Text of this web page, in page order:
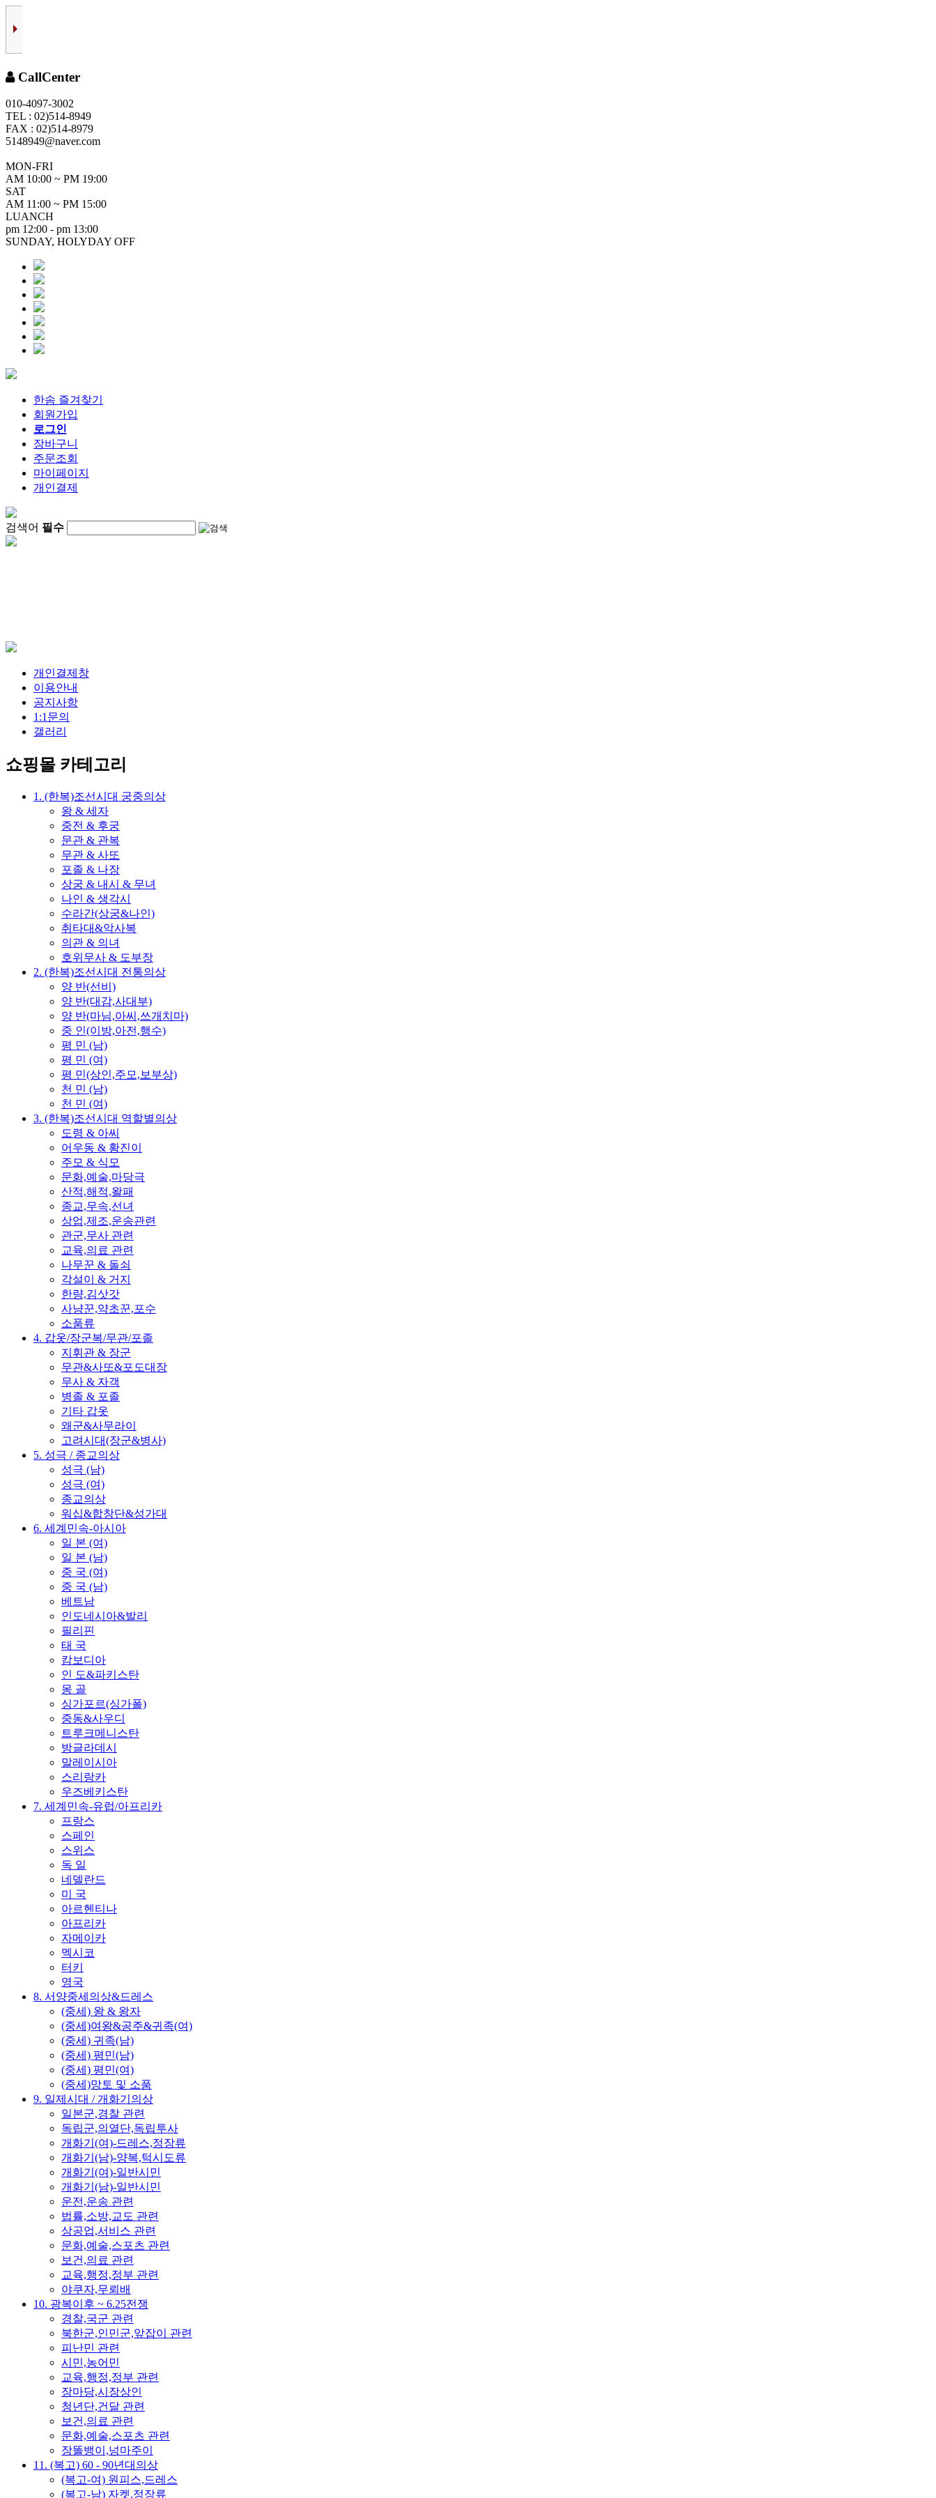
CallCenter
010-4097-3002
TEL : 02)514-8949
FAX : 02)514-8979
5148949@naver.com
MON-FRI
AM 10:00 ~ PM 19:00
SAT
AM 11:00 ~ PM 15:00
LUANCH
pm 12:00 - pm 13:00
SUNDAY, HOLYDAY OFF
한솜 즐겨찾기
회원가입
로그인
장바구니
주문조회
마이페이지
개인결제
검색어 필수
개인결제창
이용안내
공지사항
1:1문의
갤러리
쇼핑몰 카테고리
1. (한복)조선시대 궁중의상
왕 & 세자
중전 & 후궁
문관 & 관복
무관 & 사또
포졸 & 나장
상궁 & 내시 & 무녀
나인 & 생각시
수라간(상궁&나인)
취타대&악사복
의관 & 의녀
호위무사 & 도부장
2. (한복)조선시대 전통의상
양 반(선비)
양 반(대감,사대부)
양 반(마님,아씨,쓰개치마)
중 인(이방,아전,행수)
평 민 (남)
평 민 (여)
평 민(상인,주모,보부상)
천 민 (남)
천 민 (여)
3. (한복)조선시대 역할별의상
도령 & 아씨
어우동 & 황진이
주모 & 식모
문화,예술,마당극
산적,해적,왈패
종교,무속,선녀
상업,제조,운송관련
관군,무사 관련
교육,의료 관련
나무꾼 & 돌쇠
각설이 & 거지
한량,김삿갓
사냥꾼,약초꾼,포수
소품류
4. 갑옷/장군복/무관/포졸
지휘관 & 장군
무관&사또&포도대장
무사 & 자객
병졸 & 포졸
기타 갑옷
왜군&사무라이
고려시대(장군&병사)
5. 성극 / 종교의상
성극 (남)
성극 (여)
종교의상
워십&합창단&성가대
6. 세계민속-아시아
일 본 (여)
일 본 (남)
중 국 (여)
중 국 (남)
베트남
인도네시아&발리
필리핀
태 국
캄보디아
인 도&파키스탄
몽 골
싱가포르(싱가폴)
중동&사우디
트루크메니스탄
방글라데시
말레이시아
스리랑카
우즈베키스탄
7. 세계민속-유럽/아프리카
프랑스
스페인
스위스
독 일
네델란드
미 국
아르헨티나
아프리카
자메이카
멕시코
터키
영국
8. 서양중세의상&드레스
(중세) 왕 & 왕자
(중세)여왕&공주&귀족(여)
(중세) 귀족(남)
(중세) 평민(남)
(중세) 평민(여)
(중세)망토 및 소품
9. 일제시대 / 개화기의상
일본군,경찰 관련
독립군,의열단,독립투사
개화기(여)-드레스,정장류
개화기(남)-양복,턱시도류
개화기(여)-일반시민
개화기(남)-일반시민
운전,운송 관련
법률,소방,교도 관련
상공업,서비스 관련
문화,예술,스포츠 관련
보건,의료 관련
교육,행정,정부 관련
야쿠자,무뢰배
10. 광복이후 ~ 6.25전쟁
경찰,국군 관련
북한군,인민군,앞잡이 관련
피난민 관련
시민,농어민
교육,행정,정부 관련
장마당,시장상인
청년단,건달 관련
보건,의료 관련
문화,예술,스포츠 관련
장똘뱅이,넝마주이
11. (복고) 60 - 90년대의상
(복고-여) 원피스,드레스
(복고-남) 자켓,정장류